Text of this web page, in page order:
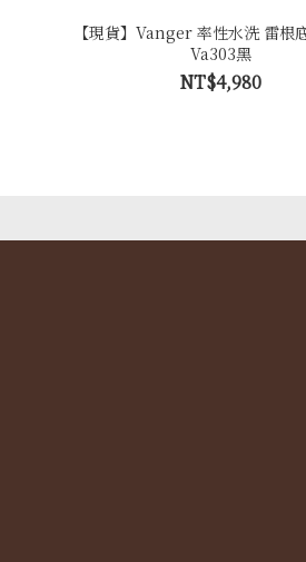
【現貨】Vanger 率性水洗 雷根
Va303黑
NT$4,980